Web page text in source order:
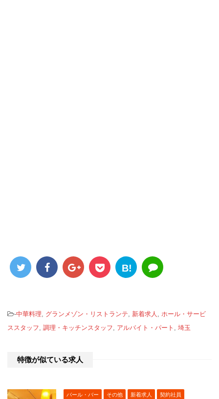
B!
-中華料理 グランメゾン・リストランテ 新着求人
ホール・サービ
ススタッフ 調理・キッチンスタッフ アルバイト・パート 埼玉
特徴が似ている求人
バール・バー その他 新着求人 契約社員